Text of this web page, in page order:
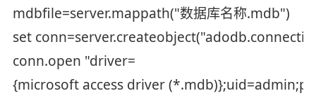
mdbfile=server.mappath("数据库名称.mdb")
set
conn.open "driver=
{microsoft access driver